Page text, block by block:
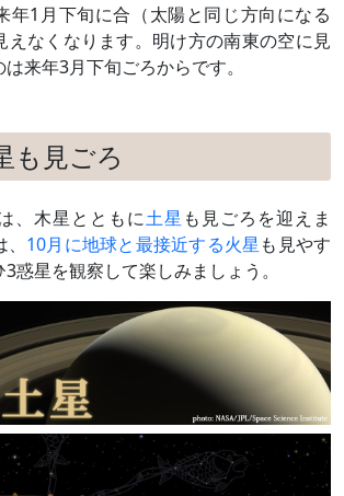
ゅう）
この日を境に、天球上を西→東に動
く（順行する）ようになる
齢8）と
夕方～深夜
とう
太陽から90度東に離れる（日の入り
のころ南に見える）
黄道座標系では11日
齢6）と
並ぶ
説）
夕方～宵
（月齢
接近
夕方～宵
（月齢
近、
大接近
説）
夕方～宵
大接近
夕方～宵
年1月下旬に合（太陽と同じ方向になる
えなくなります。明け方の南東の空に見
来年3月下旬ごろからです。
も見ごろ
、木星とともに土星 も見ごろを迎えま
10月に地球と最接近する火星 も見やす
惑星を観察して楽しみましょう。